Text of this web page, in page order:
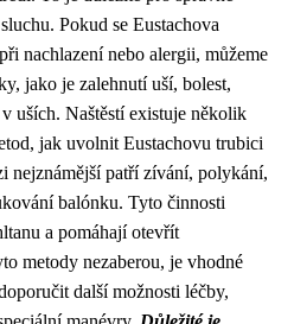
Pokud se Eustachova
nachlazení nebo alergii, můžeme
jako je zalehnutí uší, bolest,
uších. Naštěstí existuje několik
jak uvolnit Eustachovu trubici
nejznámější patří zívání, polykání,
balónku. Tyto činnosti
a pomáhají otevřít
metody nezaberou, je vhodné
další možnosti léčby,